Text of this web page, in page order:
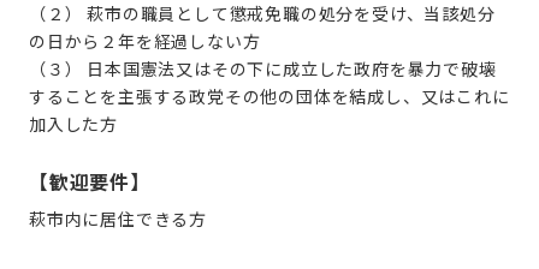
（２） 萩市の職員として懲戒免職の処分を受け、当該処分
の日から２年を経過しない方
（３） 日本国憲法又はその下に成立した政府を暴力で破壊
することを主張する政党その他の団体を結成し、又はこれに
加入した方
【歓迎要件】
萩市内に居住できる方